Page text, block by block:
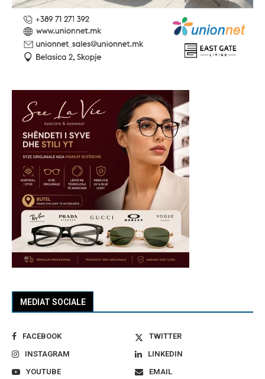
MEDIAT SOCIALE
FACEBOOK
TWITTER
INSTAGRAM
LINKEDIN
YOUTUBE
EMAIL